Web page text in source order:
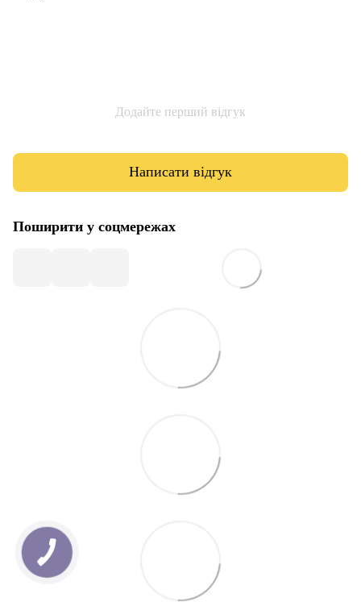
Додайте перший відгук
Написати відгук
Поширити у соцмережах